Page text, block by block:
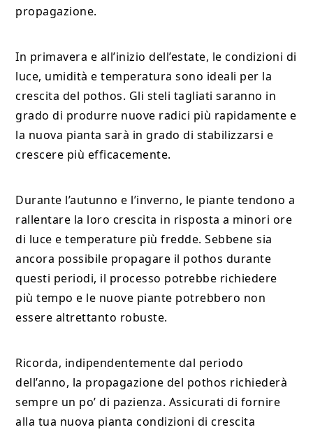
propagazione.
In primavera e all’inizio dell’estate, le condizioni di
luce, umidità e temperatura sono ideali per la
crescita del pothos. Gli steli tagliati saranno in
grado di produrre nuove radici più rapidamente e
la nuova pianta sarà in grado di stabilizzarsi e
crescere più efficacemente.
Durante l’autunno e l’inverno, le piante tendono a
rallentare la loro crescita in risposta a minori ore
di luce e temperature più fredde. Sebbene sia
ancora possibile propagare il pothos durante
questi periodi, il processo potrebbe richiedere
più tempo e le nuove piante potrebbero non
essere altrettanto robuste.
Ricorda, indipendentemente dal periodo
dell’anno, la propagazione del pothos richiederà
sempre un po’ di pazienza. Assicurati di fornire
alla tua nuova pianta condizioni di crescita